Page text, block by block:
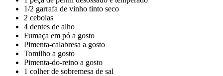
1/2 garrafa de vinho tinto seco
2 cebolas
4 dentes de alho
Fumaça em pó a gosto
Pimenta-calabresa a gosto
Tomilho a gosto
Pimenta-do-reino a gosto
1 colher de sobremesa de sal